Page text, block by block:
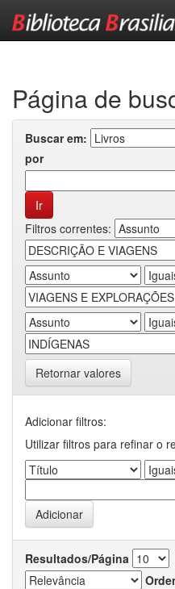
Página de
Buscar em:
por
Filtros correntes:
Retornar valores
Adicionar filtros:
Utilizar filtros para refinar o
Resultados/Página